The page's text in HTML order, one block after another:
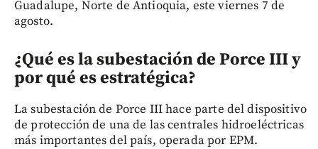
Guadalupe, Norte de Antioquia, este viernes 7 de
agosto.
¿Qué es la subestación de Porce III y
por qué es estratégica?
La subestación de Porce III hace parte del dispositivo
de protección de una de las centrales hidroeléctricas
más importantes del país, operada por EPM.